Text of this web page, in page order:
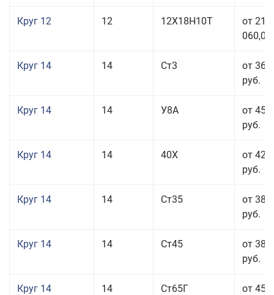
Круг 12 12 12Х18Н10Т
от 212
060,00
Круг 14 14 Ст3
от 36
руб.
Круг 14 14 У8А
от 45
руб.
Круг 14 14 40Х
от 42
руб.
Круг 14 14 Ст35
от 38
руб.
Круг 14 14 Ст45
от 38
руб.
Круг 14 14 Ст65Г
от 45